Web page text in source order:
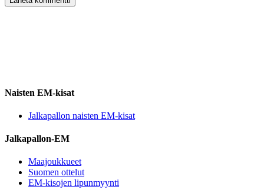
Naisten EM-kisat
Jalkapallon naisten EM-kisat
Jalkapallon-EM
Maajoukkueet
Suomen ottelut
EM-kisojen lipunmyynti